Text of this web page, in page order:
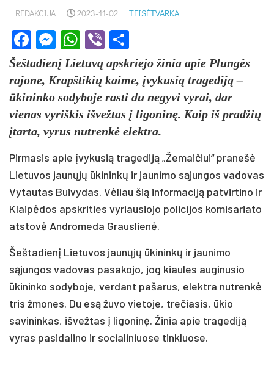
REDAKCIJA 2023-11-02 TEISĖTVARKA
Facebook
Messenger
WhatsApp
Viber
Šeštadienį Lietuvą apskriejo žinia apie Plungės
rajone, Krapštikių kaime, įvykusią tragediją –
ūkininko sodyboje rasti du negyvi vyrai, dar
vienas vyriškis išvežtas į ligoninę. Kaip iš pradžių
įtarta, vyrus nutrenkė elektra.
Pirmasis apie įvykusią tragediją „Žemaičiui“ pranešė
Lietuvos jaunųjų ūkininkų ir jaunimo sąjungos vadovas
Vytautas Buivydas. Vėliau šią informaciją patvirtino ir
Klaipėdos apskrities vyriausiojo policijos komisariato
atstovė Andromeda Grauslienė.
Šeštadienį Lietuvos jaunųjų ūkininkų ir jaunimo
sąjungos vadovas pasakojo, jog kiaules auginusio
ūkininko sodyboje, verdant pašarus, elektra nutrenkė
tris žmones. Du esą žuvo vietoje, trečiasis, ūkio
savininkas, išvežtas į ligoninę. Žinia apie tragediją
vyras pasidalino ir socialiniuose tinkluose.